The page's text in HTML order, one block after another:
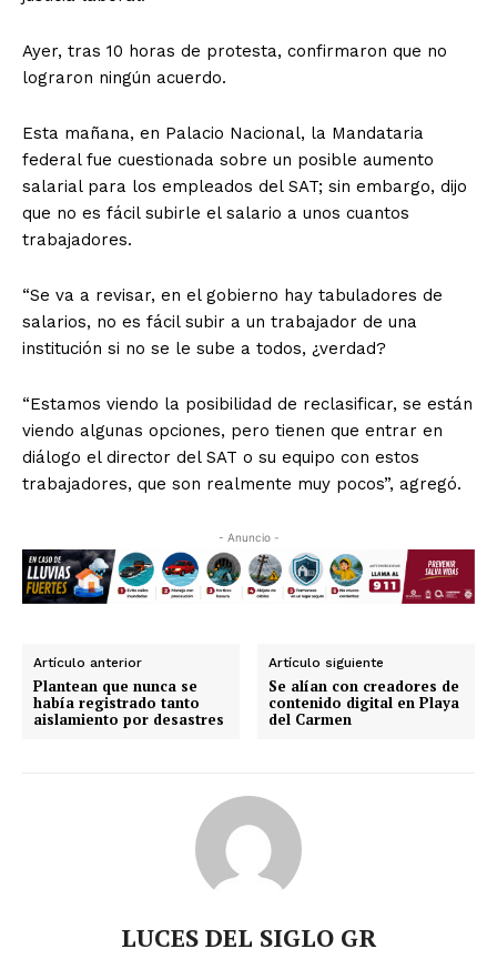
Ayer, tras 10 horas de protesta, confirmaron que no
lograron ningún acuerdo.
Esta mañana, en Palacio Nacional, la Mandataria
federal fue cuestionada sobre un posible aumento
salarial para los empleados del SAT; sin embargo, dijo
que no es fácil subirle el salario a unos cuantos
trabajadores.
“Se va a revisar, en el gobierno hay tabuladores de
salarios, no es fácil subir a un trabajador de una
institución si no se le sube a todos, ¿verdad?
“Estamos viendo la posibilidad de reclasificar, se están
viendo algunas opciones, pero tienen que entrar en
diálogo el director del SAT o su equipo con estos
trabajadores, que son realmente muy pocos”, agregó.
- Anuncio -
Artículo anterior
Plantean que nunca se
había registrado tanto
aislamiento por desastres
Artículo siguiente
Se alían con creadores de
contenido digital en Playa
del Carmen
LUCES DEL SIGLO GR